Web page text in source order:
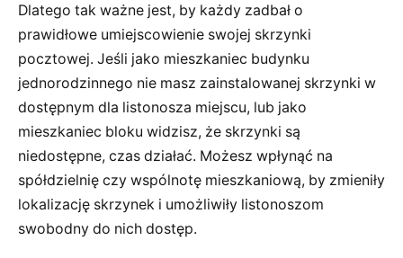
Dlatego tak ważne jest, by każdy zadbał o
prawidłowe umiejscowienie swojej skrzynki
pocztowej. Jeśli jako mieszkaniec budynku
jednorodzinnego nie masz zainstalowanej skrzynki w
dostępnym dla listonosza miejscu, lub jako
mieszkaniec bloku widzisz, że skrzynki są
niedostępne, czas działać. Możesz wpłynąć na
spółdzielnię czy wspólnotę mieszkaniową, by zmieniły
lokalizację skrzynek i umożliwiły listonoszom
swobodny do nich dostęp.